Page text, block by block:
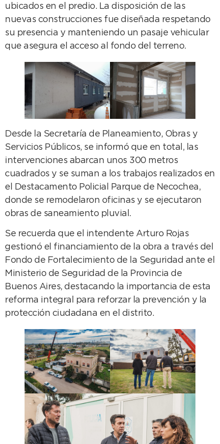
ubicados en el predio. La disposición de las
nuevas construcciones fue diseñada respetando
su presencia y manteniendo un pasaje vehicular
que asegura el acceso al fondo del terreno.
Desde la Secretaría de Planeamiento, Obras y
Servicios Públicos, se informó que en total, las
intervenciones abarcan unos 300 metros
cuadrados y se suman a los trabajos realizados en
el Destacamento Policial Parque de Necochea,
donde se remodelaron oficinas y se ejecutaron
obras de saneamiento pluvial.
Se recuerda que el intendente Arturo Rojas
gestionó el financiamiento de la obra a través del
Fondo de Fortalecimiento de la Seguridad ante el
Ministerio de Seguridad de la Provincia de
Buenos Aires, destacando la importancia de esta
reforma integral para reforzar la prevención y la
protección ciudadana en el distrito.